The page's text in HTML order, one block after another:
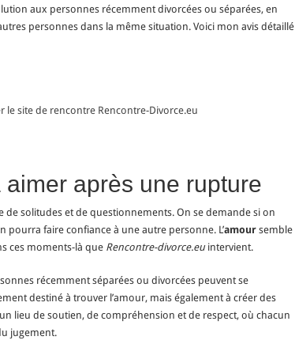
sur
Rencontre-
divorce.eu
aux personnes récemment divorcées ou séparées, en
personnes dans la même situation. Voici mon avis détaillé
le site de rencontre Rencontre-Divorce.eu
après une rupture
solitudes et de questionnements. On se demande si on
faire confiance à une autre personne. L’amoursemble
ces moments-là que Rencontre-divorce.euintervient.
récemment séparées ou divorcées peuvent se
destiné à trouver l’amour, mais également à créer des
lieu de soutien, de compréhension et de respect, où chacun
jugement.